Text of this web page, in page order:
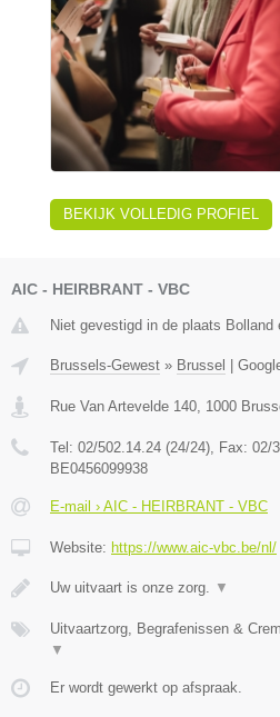
BEKIJK VOLLEDIG PROFIEL
AIC - HEIRBRANT - VBC
Niet gevestigd in de plaats Bolland
Brussels-Gewest » Brussel |
Rue Van Artevelde 140 1000
Tel: 02/502.14.24 (24/24) , Fax: 02/
BE0456099938
E-mail › AIC - HEIRBRANT - VBC
Website: https://www.aic-vbc.be/nl/
Uw uitvaart is onze zorg. ▼
Uitvaartzorg, Begrafenissen &
▼
Er wordt gewerkt op afspraak.